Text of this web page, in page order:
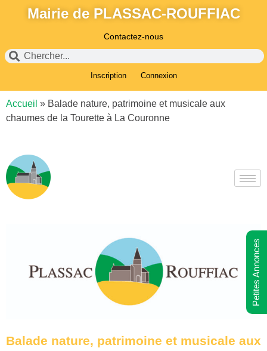
Mairie de PLASSAC-ROUFFIAC
Contactez-nous
Inscription Connexion
Accueil » Balade nature, patrimoine et musicale aux
chaumes de la Tourette à La Couronne
Balade nature, patrimoine et musicale aux
Petites Annonces